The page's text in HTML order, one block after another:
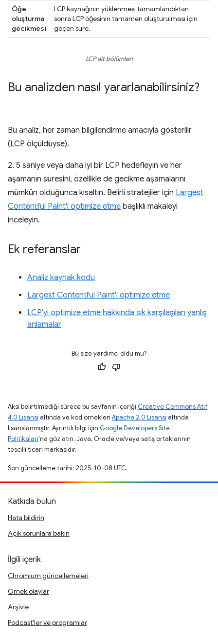
Öğe
oluşturma
gecikmesi
LCP kaynağının yüklenmesi tamamlandıktan
sonra LCP öğesinin tamamen oluşturulması için
geçen süre.
LCP alt bölümleri
Bu analizden nasıl yararlanabilirsiniz?
Bu analiz, her zaman bilgilendirme amacıyla gösterilir
(LCP ölçüldüyse).
2, 5 saniye veya daha iyi bir LCP hedefleyin ve her
aşamanın süresini, özellikle de gecikme aşamalarını
mümkün olduğunca kısaltın. Belirli stratejiler için Largest
Contentful Paint'i optimize etme başlıklı makaleyi
inceleyin.
Ek referanslar
Analiz kaynak kodu
Largest Contentful Paint'i optimize etme
LCP'yi optimize etme hakkında sık karşılaşılan yanlış
anlamalar
Bu size yardımcı oldu mu?
Aksi belirtilmediği sürece bu sayfanın içeriği Creative Commons Atıf
4.0 Lisansı altında ve kod örnekleri Apache 2.0 Lisansı altında
lisanslanmıştır. Ayrıntılı bilgi için Google Developers Site
Politikaları'na göz atın. Java, Oracle ve/veya satış ortaklarının
tescilli ticari markasıdır.
Son güncelleme tarihi: 2025-10-08 UTC.
Katkıda bulun
Hata bildirin
Açık sorunlara bakın
İlgili içerik
Chromium güncellemeleri
Örnek olaylar
Arşivle
Podcast'ler ve programlar